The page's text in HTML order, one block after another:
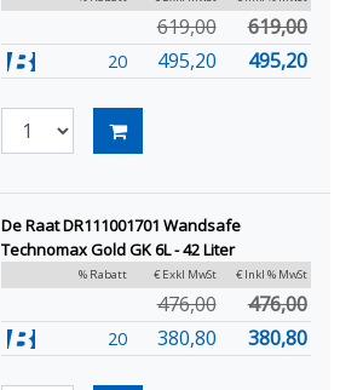
619,00 619,00
20 495,20 495,20
De Raat DR111001701 Wandsafe
Technomax Gold GK 6L - 42 Liter
% Rabatt € Exkl MwSt € Inkl % MwSt
476,00 476,00
20 380,80 380,80